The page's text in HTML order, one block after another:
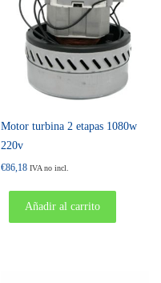
Motor turbina 2 etapas 1080w
220v
€86,18 IVA no incl.
Añadir al carrito